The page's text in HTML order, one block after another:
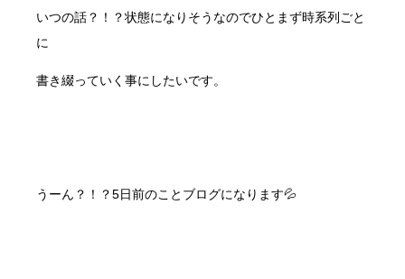
いつの話？！？状態になりそうなのでひとまず時系列ごと
に
書き綴っていく事にしたいです。
うーん？！？5日前のことブログになります💦